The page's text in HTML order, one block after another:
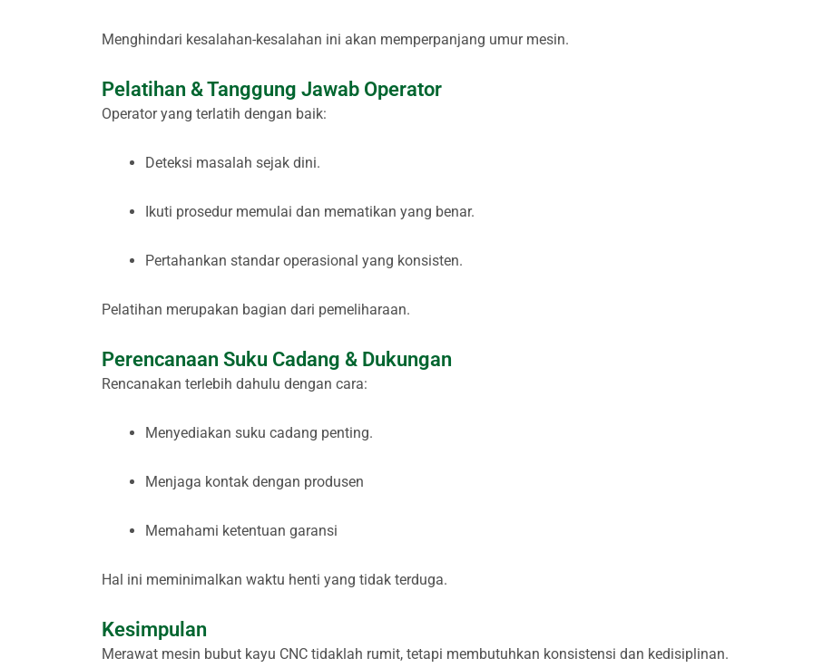
Menghindari kesalahan-kesalahan ini akan memperpanjang umur mesin.
Pelatihan & Tanggung Jawab Operator
Operator yang terlatih dengan baik:
Deteksi masalah sejak dini.
Ikuti prosedur memulai dan mematikan yang benar.
Pertahankan standar operasional yang konsisten.
Pelatihan merupakan bagian dari pemeliharaan.
Perencanaan Suku Cadang & Dukungan
Rencanakan terlebih dahulu dengan cara:
Menyediakan suku cadang penting.
Menjaga kontak dengan produsen
Memahami ketentuan garansi
Hal ini meminimalkan waktu henti yang tidak terduga.
Kesimpulan
Merawat mesin bubut kayu CNC tidaklah rumit, tetapi membutuhkan konsistensi dan kedisiplinan.